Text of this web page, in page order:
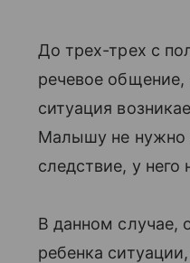
До трех-трех с
речевое общение,
ситуация
Малышу не нужно
следствие, у него
В данном случае,
ребенка